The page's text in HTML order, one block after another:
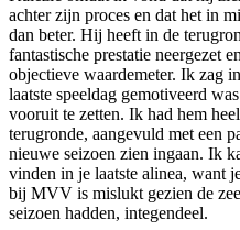
achter zijn proces en dat het in
dan beter. Hij heeft in de
fantastische prestatie neergezet
objectieve waardemeter. Ik zag
laatste speeldag gemotiveerd
vooruit te zetten. Ik had hem
terugronde, aangevuld met een
nieuwe seizoen zien ingaan. Ik
vinden in je laatste alinea, want
bij MVV is mislukt gezien de
seizoen hadden, integendeel.